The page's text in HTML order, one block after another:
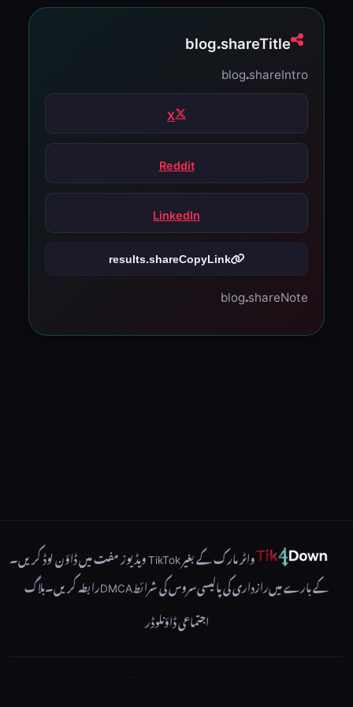
blog.shareTitle
blog.shareIntro
X
Reddit
LinkedIn
results.shareCopyLink
blog.shareNote
واٹر مارک کے بغیر TikTok ویڈیوز مفت میں ڈاؤن لوڈ کریں۔
کے بارے میںرازداری کی پالیسیسروس کی شرائطDMCAرابطہ کریں۔بلاگ
اجتماعی ڈاؤنلوڈر